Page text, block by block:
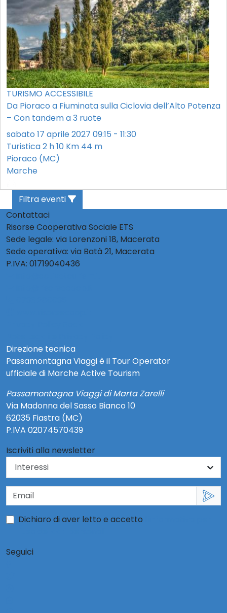
TURISMO ACCESSIBILE
Da Pioraco a Fiuminata sulla Ciclovia dell’Alto Potenza
– Con tandem a 3 ruote
sabato 17 aprile 2027 09:15 - 11:30
Turistica2 h10 Km 44 m
Pioraco (MC)
Marche
Filtra eventi
Contattaci
Risorse Cooperativa Sociale ETS
Sede legale: via Lorenzoni 18, Macerata
Sede operativa: via Batà 21, Macerata
P.IVA: 01719040436
Direzione tecnica
Passamontagna Viaggi è il Tour Operator
ufficiale di Marche Active Tourism
Passamontagna Viaggi di Marta Zarelli
Via Madonna del Sasso Bianco 10
62035 Fiastra (MC)
P.IVA 02074570439
Iscriviti alla newsletter
Dichiaro di aver letto e accetto
Seguici